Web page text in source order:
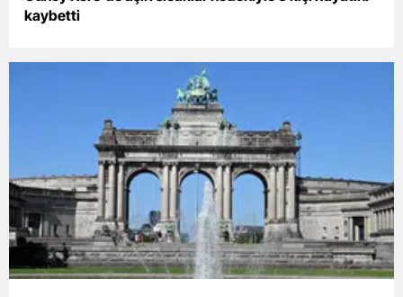
Çankırı
Diyarbakır
Edirne
Elazığ
Erzincan
Erzurum
kaybetti